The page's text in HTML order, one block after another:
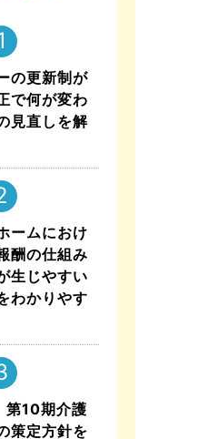
の更新制が
で何が変わ
見直しを解
ームにおけ
酬の仕組み
生じやすい
わかりやす
第10期介護
策定方針を